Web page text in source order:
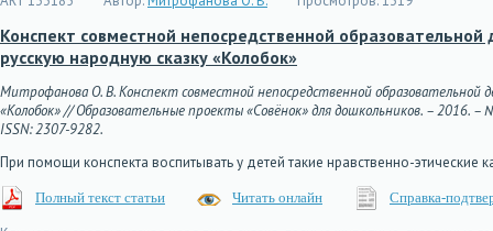
Конспект совместной непосредственной
русскую народную сказку «Колобок»
Митрофанова О. В. Конспект совместной непосредственной
«Колобок» // Образовательные проекты «Совёнок» для дошкольников. – 2016.
ISSN: 2307-9282.
При помощи конспекта воспитывать у детей такие нравственно-
Полный текст статьи Читать онлайн Справка-